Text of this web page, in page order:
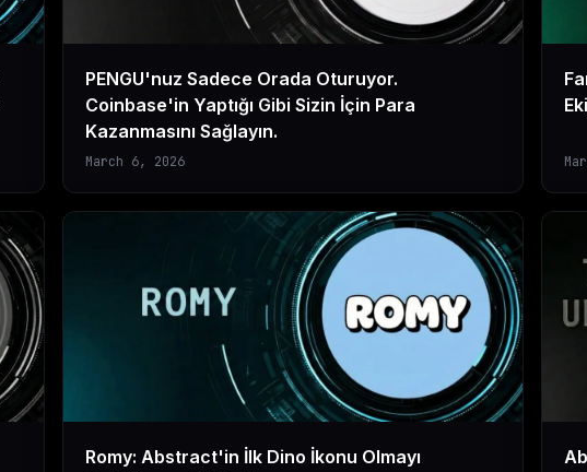
PENGU'nuz Sadece Orada Oturuyor.
Coinbase'in Yaptığı Gibi Sizin İçin Para
Kazanmasını Sağlayın.
March 6, 2026
Romy: Abstract'in İlk Dino İkonu Olmayı